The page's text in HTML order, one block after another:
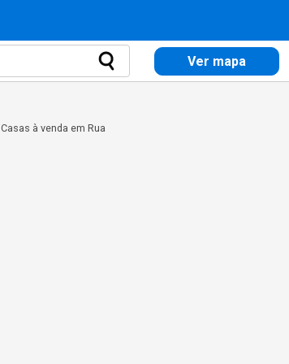
Ver mapa
Casas à venda em Rua